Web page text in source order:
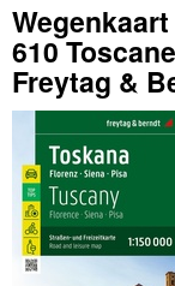
610
Freytag &